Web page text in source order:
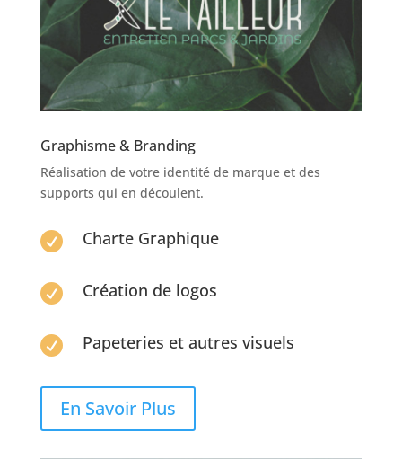
Graphisme & Branding
Réalisation de votre identité de marque et des
supports qui en découlent.
 Charte Graphique
 Création de logos
 Papeteries et autres visuels
En Savoir Plus